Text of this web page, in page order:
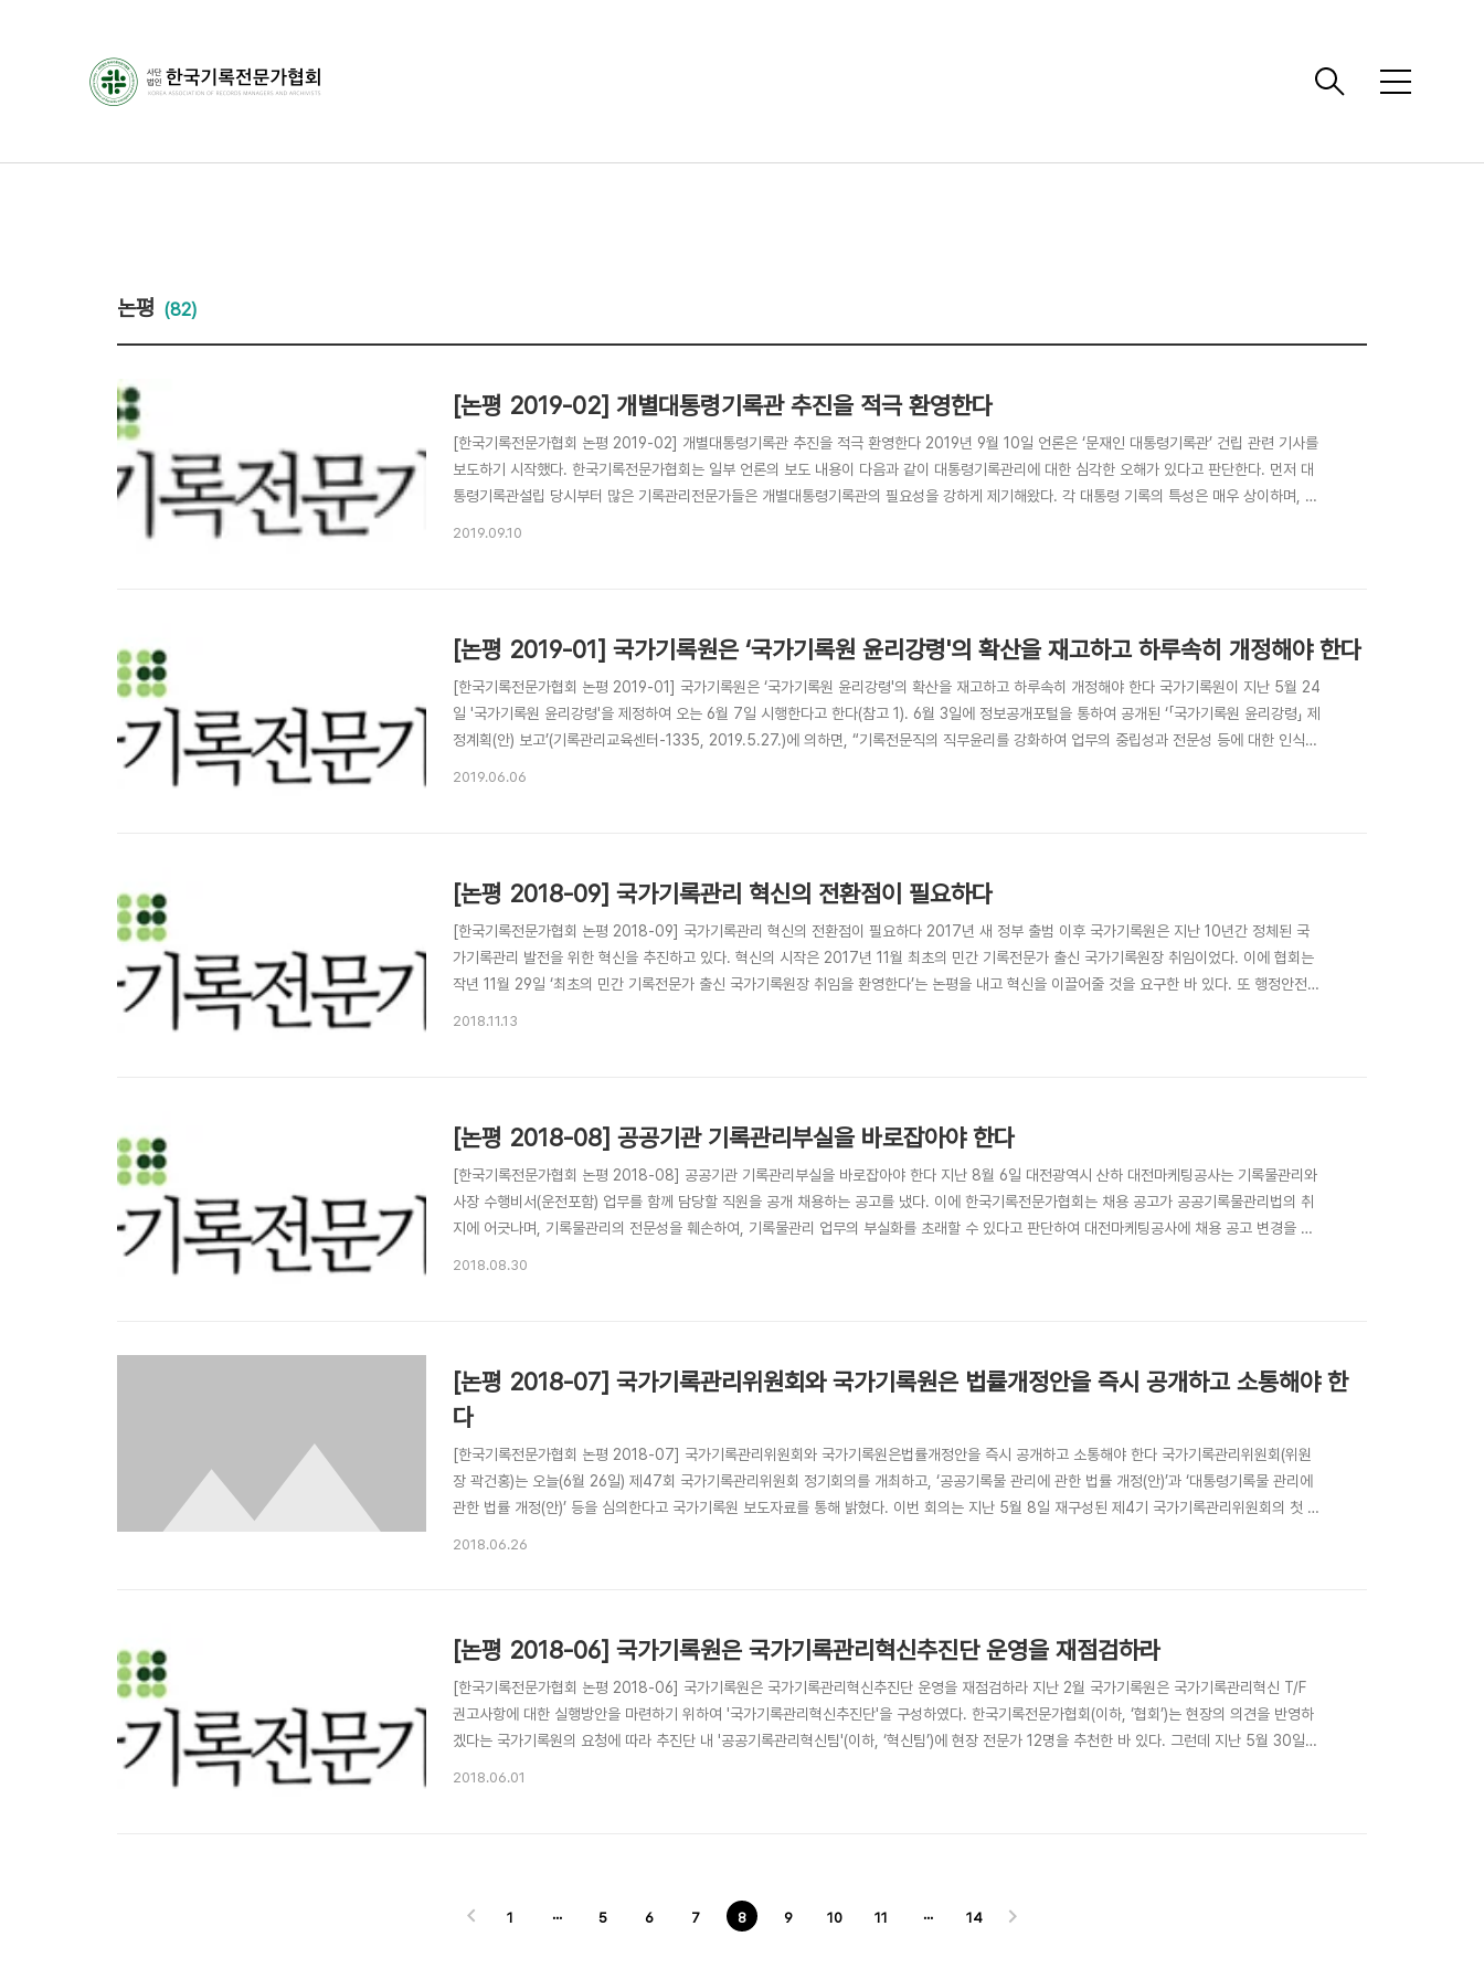
메
논평 (82)
[논평 2019-02] 개별대통령기록관 추진을 적극 환영한다
[한국기록전문가협회 논평 2019-02] 개별대통령기록관 추진을 적극 환영한다 2019년 9월 10일 언론은 ‘문재인 대통령기록관’ 건립 관련 기사를
보도하기 시작했다. 한국기록전문가협회는 일부 언론의 보도 내용이 다음과 같이 대통령기록관리에 대한 심각한 오해가 있다고 판단한다. 먼저 대
통령기록관설립 당시부터 많은 기록관리전문가들은 개별대통령기록관의 필요성을 강하게 제기해왔다. 각 대통령 기록의 특성은 매우 상이하며, 특
2019.09.10
[논평 2019-01] 국가기록원은 ‘국가기록원 윤리강령'의 확산을 재고하고 하루속히 개정해야 한다
[한국기록전문가협회 논평 2019-01] 국가기록원은 ‘국가기록원 윤리강령'의 확산을 재고하고 하루속히 개정해야 한다 국가기록원이 지난 5월 24
일 '국가기록원 윤리강령'을 제정하여 오는 6월 7일 시행한다고 한다(참고 1). 6월 3일에 정보공개포털을 통하여 공개된 ‘「국가기록원 윤리강령」 제
정계획(안) 보고’(기록관리교육센터-1335, 2019.5.27.)에 의하면, “기록전문직의 직무윤리를 강화하여 업무의 중립성과 전문성 등에 대한 인식
2019.06.06
[논평 2018-09] 국가기록관리 혁신의 전환점이 필요하다
[한국기록전문가협회 논평 2018-09] 국가기록관리 혁신의 전환점이 필요하다 2017년 새 정부 출범 이후 국가기록원은 지난 10년간 정체된 국
가기록관리 발전을 위한 혁신을 추진하고 있다. 혁신의 시작은 2017년 11월 최초의 민간 기록전문가 출신 국가기록원장 취임이었다. 이에 협회는
작년 11월 29일 ‘최초의 민간 기록전문가 출신 국가기록원장 취임을 환영한다’는 논평을 내고 혁신을 이끌어줄 것을 요구한 바 있다. 또 행정안전부
2018.11.13
[논평 2018-08] 공공기관 기록관리부실을 바로잡아야 한다
[한국기록전문가협회 논평 2018-08] 공공기관 기록관리부실을 바로잡아야 한다 지난 8월 6일 대전광역시 산하 대전마케팅공사는 기록물관리와
사장 수행비서(운전포함) 업무를 함께 담당할 직원을 공개 채용하는 공고를 냈다. 이에 한국기록전문가협회는 채용 공고가 공공기록물관리법의 취
지에 어긋나며, 기록물관리의 전문성을 훼손하여, 기록물관리 업무의 부실화를 초래할 수 있다고 판단하여 대전마케팅공사에 채용 공고 변경을 요
2018.08.30
[논평 2018-07] 국가기록관리위원회와 국가기록원은 법률개정안을 즉시 공개하고 소통해야 한
다
[한국기록전문가협회 논평 2018-07] 국가기록관리위원회와 국가기록원은법률개정안을 즉시 공개하고 소통해야 한다 국가기록관리위원회(위원
장 곽건홍)는 오늘(6월 26일) 제47회 국가기록관리위원회 정기회의를 개최하고, ‘공공기록물 관리에 관한 법률 개정(안)’과 ‘대통령기록물 관리에
관한 법률 개정(안)’ 등을 심의한다고 국가기록원 보도자료를 통해 밝혔다. 이번 회의는 지난 5월 8일 재구성된 제4기 국가기록관리위원회의 첫 회
2018.06.26
[논평 2018-06] 국가기록원은 국가기록관리혁신추진단 운영을 재점검하라
[한국기록전문가협회 논평 2018-06] 국가기록원은 국가기록관리혁신추진단 운영을 재점검하라 지난 2월 국가기록원은 국가기록관리혁신 T/F
권고사항에 대한 실행방안을 마련하기 위하여 '국가기록관리혁신추진단'을 구성하였다. 한국기록전문가협회(이하, ‘협회’)는 현장의 의견을 반영하
겠다는 국가기록원의 요청에 따라 추진단 내 '공공기록관리혁신팀'(이하, ‘혁신팀’)에 현장 전문가 12명을 추천한 바 있다. 그런데 지난 5월 30일
2018.06.01
1 ··· 5 6 7 8 9 10 11 ··· 14